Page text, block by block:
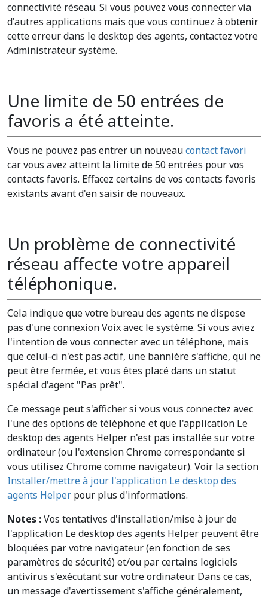
connectivité réseau. Si vous pouvez vous connecter via
d'autres applications mais que vous continuez à obtenir
cette erreur dans le desktop des agents, contactez votre
Administrateur système.
Une limite de 50 entrées de
favoris a été atteinte.
Vous ne pouvez pas entrer un nouveaucontact favori
car vous avez atteint la limite de 50 entrées pour vos
contacts favoris. Effacez certains de vos contacts favoris
existants avant d'en saisir de nouveaux.
Un problème de connectivité
réseau affecte votre appareil
téléphonique.
Cela indique que votre bureau des agents ne dispose
pas d'une connexion Voix avec le système. Si vous aviez
l'intention de vous connecter avec un téléphone, mais
que celui-ci n'est pas actif, une bannière s'affiche, qui ne
peut être fermée, et vous êtes placé dans un statut
spécial d'agent "Pas prêt".
Ce message peut s'afficher si vous vous connectez avec
l'une des options de téléphone et que l'application Le
desktop des agents Helper n'est pas installée sur votre
ordinateur (ou l'extension Chrome correspondante si
vous utilisez Chrome comme navigateur). Voir la section
Installer/mettre à jour l'application Le desktop des
agents Helper pour plus d'informations.
Notes :Vos tentatives d'installation/mise à jour de
l'application Le desktop des agents Helper peuvent être
bloquées par votre navigateur (en fonction de ses
paramètres de sécurité) et/ou par certains logiciels
antivirus s'exécutant sur votre ordinateur. Dans ce cas,
un message d'avertissement s'affiche généralement,